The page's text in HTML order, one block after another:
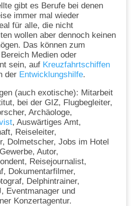
gibt es Berufe bei denen
immer mal wieder
für alle, die nicht
wollen aber dennoch keinen
Das können zum
Medien oder
sein, auf Kreuzfahrtschiffen
der Entwicklungshilfe.
(auch exotische): Mitarbeit
bei der GIZ, Flugbegleiter,
Archäologe,
, Auswärtiges Amt,
Reiseleiter,
Dolmetscher, Jobs im Hotel
Autor,
Reisejournalist,
Dokumentarfilmer,
Delphintrainer,
Eventmanager und
Konzertagentur.